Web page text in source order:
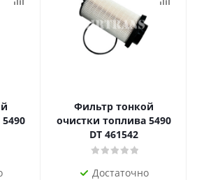
Фильтр тонкой
очистки топлива 5490
DT 461542
Достаточно